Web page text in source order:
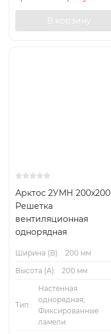
В корзину
Арктос 2УМН 200x200
Решетка
вентиляционная
однорядная
Ширина (B):
200 мм
Высота (А):
200 мм
Тип.:
Настенная
однорядная,
Фиксированные
ламели